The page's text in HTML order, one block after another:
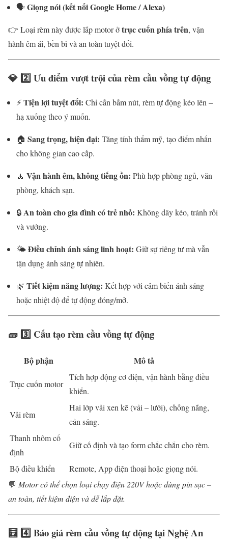
🗣Giọng nói (kết nối Google Home / Alexa)
👉 Loại rèm này được lắp motor ởtrục cuốn phía trên, vận
hành êm ái, bền bỉ và an toàn tuyệt đối.
💎 2️⃣ Ưu điểm vượt trội của rèm cầu vồng tự động
⚡Tiện lợi tuyệt đối: Chỉ cần bấm nút, rèm tự động kéo lên –
hạ xuống theo ý muốn.
🏠 Sang trọng, hiện đại: Tăng tính thẩm mỹ, tạo điểm nhấn
cho không gian cao cấp.
🧘 Vận hành êm, không tiếng ồn: Phù hợp phòng ngủ, văn
phòng, khách sạn.
🔒An toàn cho gia đình có trẻ nhỏ: Không dây kéo, tránh rối
và vướng.
🌤Điều chỉnh ánh sáng linh hoạt: Giữ sự riêng tư mà vẫn
tận dụng ánh sáng tự nhiên.
🌿 Tiết kiệm năng lượng: Kết hợp với cảm biến ánh sáng
hoặc nhiệt độ để tự động đóng/mở.
🧱 3️⃣ Cấu tạo rèm cầu vồng tự động
Bộ phận Mô tả
Trục cuốn motor
Tích hợp động cơ điện, vận hành bằng điều
khiển.
Vải rèm
Hai lớp vải xen kẽ (vải – lưới), chống nắng,
cản sáng.
Thanh nhôm cố
định
Giữ cố định và tạo form chắc chắn cho rèm.
Bộ điều khiển
Remote, App điện thoại hoặc giọng nói.
💬 Motor có thể chọn loại chạy điện 220V hoặc dùng pin sạc –
an toàn, tiết kiệm điện và dễ lắp đặt.
🧮 4️⃣ Báo giá rèm cầu vồng tự động tại Nghệ An